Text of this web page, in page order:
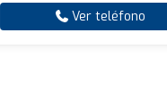
Ver teléfono